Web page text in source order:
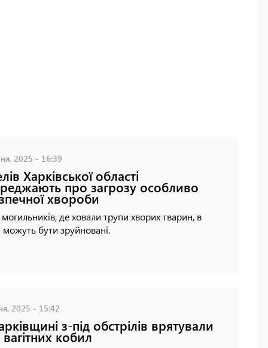
2025 - 16:39
Харківської області
про загрозу особливо
хвороби
могильників, де ховали трупи хворих тварин, в
можуть бути зруйновані.
2025 - 15:42
з-під обстрілів врятували
кобил